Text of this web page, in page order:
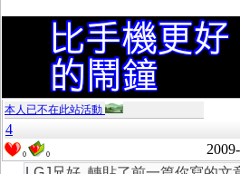
本人已不在此站活動
4
0 0